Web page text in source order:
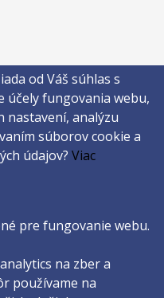
univerzita v Trnave
od Váš súhlas s
účely fungovania webu,
nastavení, analýzu
súborov cookie a
údajov?Viac
pre fungovanie webu.
na zber a
používame na